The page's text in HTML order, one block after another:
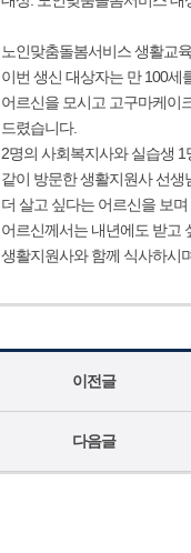
노인맞춤돌봄서비스 생활교
이번 생신 대상자는 만 100세
어르신을 모시고 고구마케이
드렸습니다.
2명의 사회복지사와 실습생
같이 방문한 생활지원사 선
더 살고 싶다는 어르신을 보
어르신께서는 내년에도 받고
생활지원사와 함께 식사하시
이전글
다음글